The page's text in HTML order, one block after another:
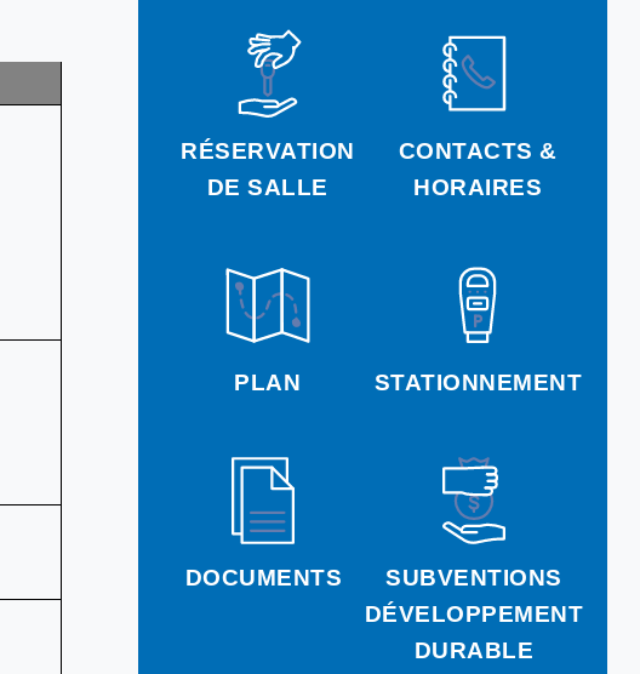
RÉSERVATION
DE SALLE
CONTACTS &
HORAIRES
PLAN STATIONNEMENT
DOCUMENTS
SUBVENTIONS
DÉVELOPPEMENT
DURABLE